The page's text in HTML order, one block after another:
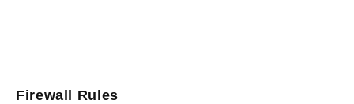
Firewall Rules